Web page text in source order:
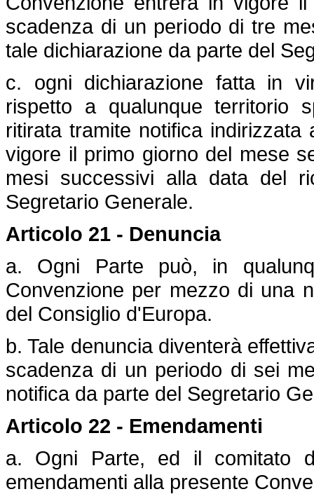
scadenza di un periodo di tre
tale dichiarazione da parte del
c. ogni dichiarazione fatta in
rispetto a qualunque territorio
ritirata tramite notifica
vigore il primo giorno del mese
mesi successivi alla data del
Segretario Generale.
Articolo 21 - Denuncia
a. Ogni Parte può, in
Convenzione per mezzo di una
del Consiglio d'Europa.
b. Tale denuncia diventerà
scadenza di un periodo di sei
notifica da parte del Segretario
Articolo 22 - Emendamenti
a. Ogni Parte, ed il comitato
emendamenti alla presente